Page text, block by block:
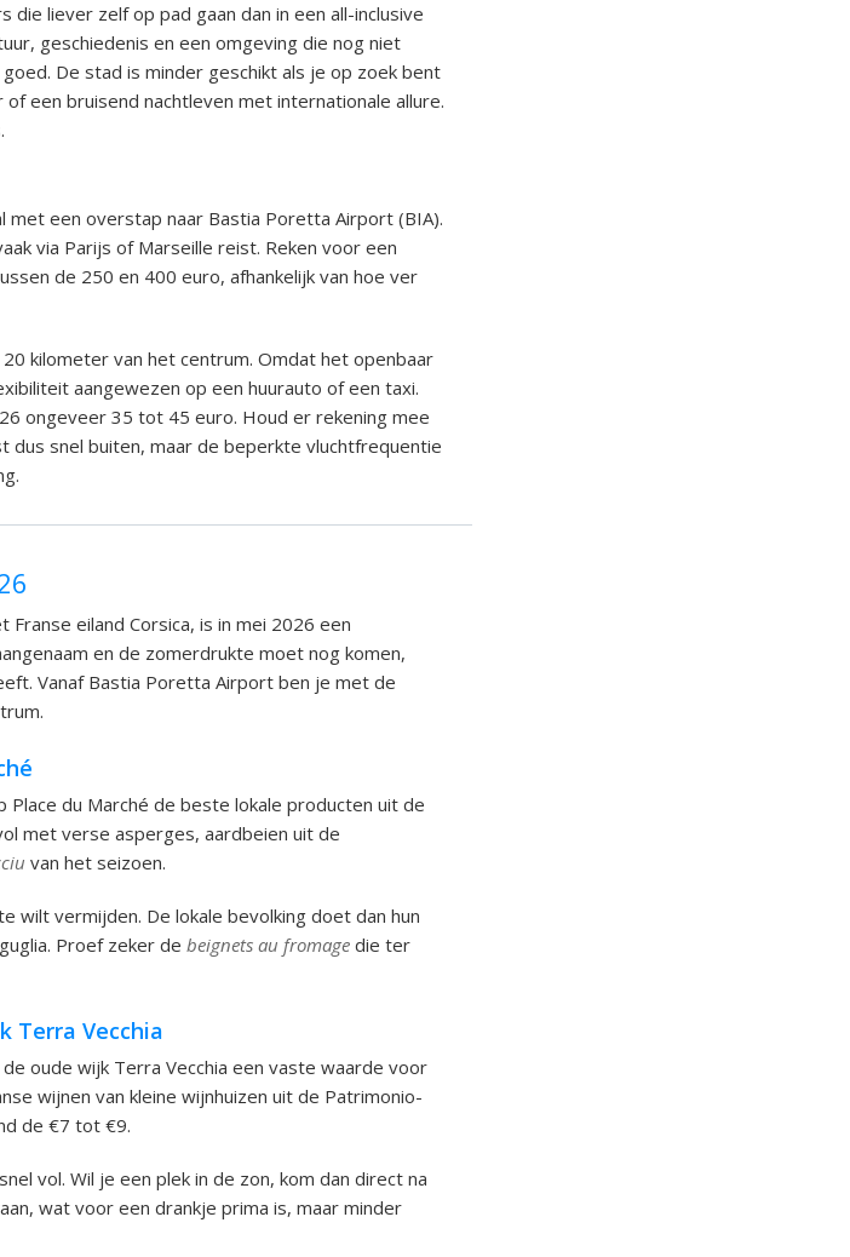
liever zelf op pad gaan dan in een all-inclusive
geschiedenis en een omgeving die nog niet
De stad is minder geschikt als je op zoek bent
een bruisend nachtleven met internationale allure.
met een overstap naar Bastia Poretta Airport (BIA).
via Parijs of Marseille reist. Reken voor een
de 250 en 400 euro, afhankelijk van hoe ver
kilometer van het centrum. Omdat het openbaar
aangewezen op een huurauto of een taxi.
ongeveer 35 tot 45 euro. Houd er rekening mee
dus snel buiten, maar de beperkte vluchtfrequentie
eiland Corsica, is in mei 2026 een
en de zomerdrukte moet nog komen,
Vanaf Bastia Poretta Airport ben je met de
du Marché de beste lokale producten uit de
met verse asperges, aardbeien uit de
van het seizoen.
wilt vermijden. De lokale bevolking doet dan hun
Proef zeker de beignets au fromage die ter
Terra Vecchia
oude wijk Terra Vecchia een vaste waarde voor
wijnen van kleine wijnhuizen uit de Patrimonio-
de €7 tot €9.
vol. Wil je een plek in de zon, kom dan direct na
wat voor een drankje prima is, maar minder